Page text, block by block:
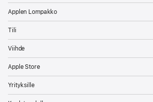
Applen Lompakko
Tili
Viihde
Apple Store
Yrityksille